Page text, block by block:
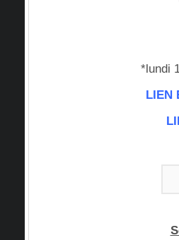
*lundi
LIEN